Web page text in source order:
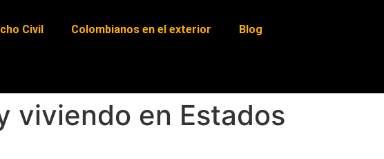
Civil Colombianos en el exterior Blog
viviendo en Estados